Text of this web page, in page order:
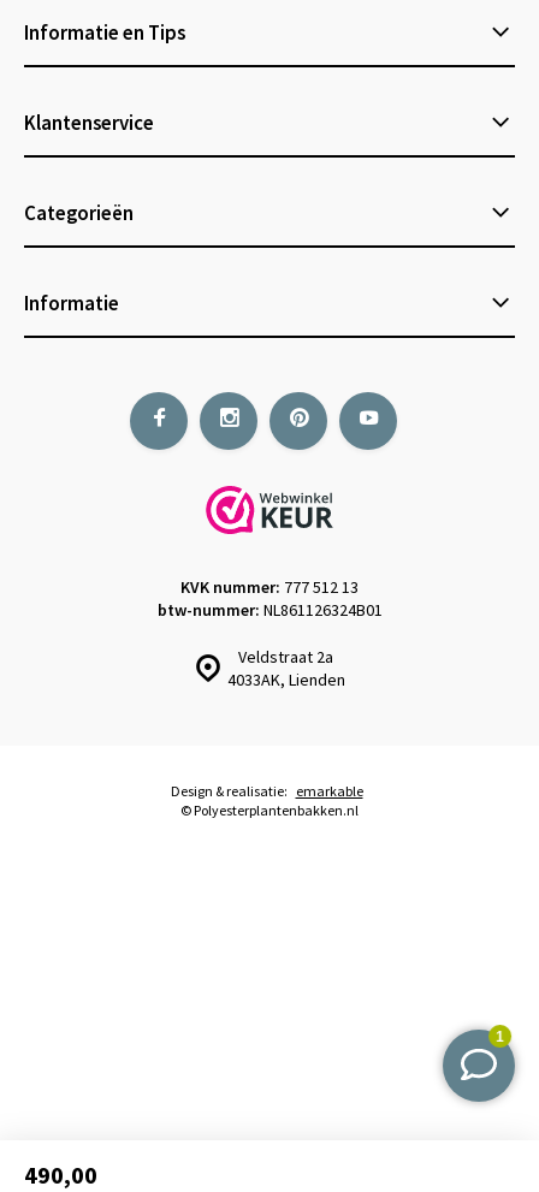
490,00
Informatie en Tips
Klantenservice
Categorieën
Informatie
Veldstraat 2a
4033AK, Lienden
KVK nummer: 777 512 13
btw-nummer: NL861126324B01
© Polyesterplantenbakken.nl
Design & realisatie: emarkable